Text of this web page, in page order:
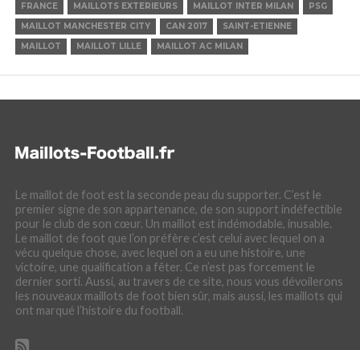
FRANCE
MAILLOTS EXTERIEURS MAILLOT INTER MILAN
PSG
MAILLOT MANCHESTER CITY
CAN 2017
SAINT-ETIENNE
MAILLOT
MAILLOT LILLE MAILLOT AC MILAN
Le maillot de foot est la seconde peau du supporter. C’est le
premier signe de son appartenance, de son support indéfectible
pour le club de son cœur. Un maillot est indémodable, inusable.
Le maillot de foot que l’on préfère c’est celui avec lequel on a
vécu quelque chose, avec lequel on a eu une histoire, une
victoire, une qualification a fêter. Ce n’est pas forcement le
dernier sorti. Aussi, au travers de ce site, nous vous dévoilerons
les nouveaux maillots de foot bien sûr, mais aussi, les maillots qui
ont marqué l’histoire du football.